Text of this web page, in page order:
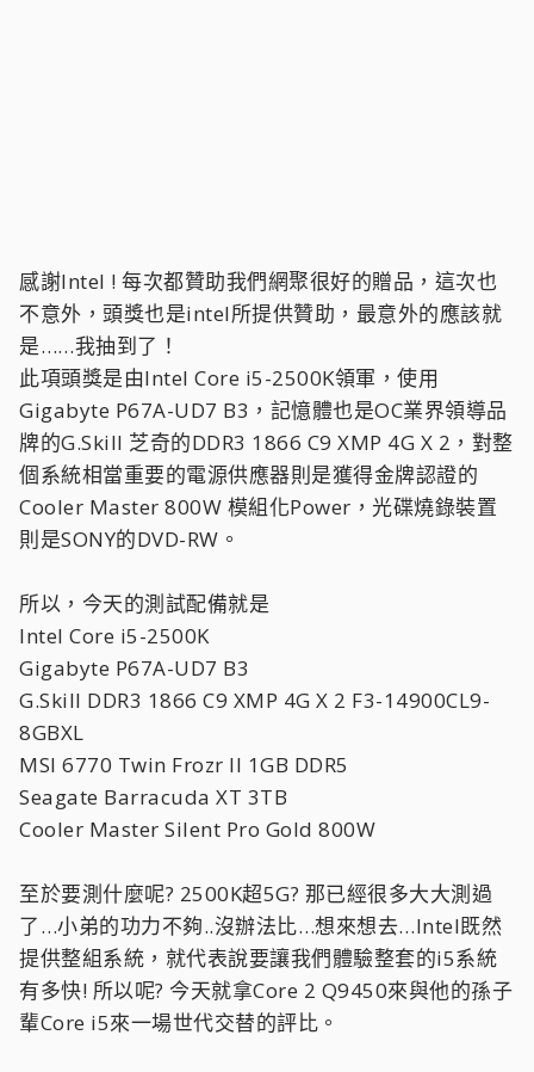
感謝Intel ! 每次都贊助我們網聚很好的贈品，這次也
不意外，頭獎也是intel所提供贊助，最意外的應該就
是……我抽到了！
此項頭獎是由Intel Core i5-2500K領軍，使用
Gigabyte P67A-UD7 B3，記憶體也是OC業界領導品
牌的G.Skill 芝奇的DDR3 1866 C9 XMP 4G X 2，對整
個系統相當重要的電源供應器則是獲得金牌認證的
Cooler Master 800W 模組化Power，光碟燒錄裝置
則是SONY的DVD-RW。
所以，今天的測試配備就是
Intel Core i5-2500K
Gigabyte P67A-UD7 B3
G.Skill DDR3 1866 C9 XMP 4G X 2 F3-14900CL9-
8GBXL
MSI 6770 Twin Frozr II 1GB DDR5
Seagate Barracuda XT 3TB
Cooler Master Silent Pro Gold 800W
至於要測什麼呢? 2500K超5G? 那已經很多大大測過
了…小弟的功力不夠..沒辦法比…想來想去…Intel既然
提供整組系統，就代表說要讓我們體驗整套的i5系統
有多快! 所以呢? 今天就拿Core 2 Q9450來與他的孫子
輩Core i5來一場世代交替的評比。